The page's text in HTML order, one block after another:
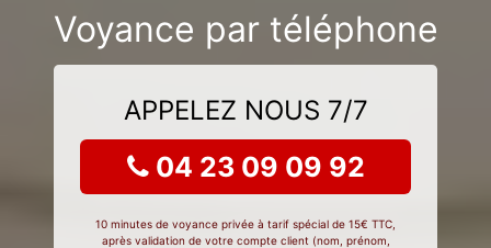
Voyance par téléphone
APPELEZ NOUS 7/7
04 23 09 09 92
10 minutes de voyance privée à tarif spécial de 15€ TTC,
après validation de votre compte client (nom, prénom,